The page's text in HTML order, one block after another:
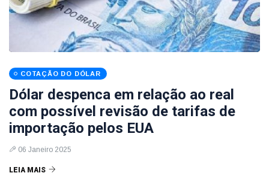
COTAÇÃO DO DÓLAR
Dólar despenca em relação ao real
com possível revisão de tarifas de
importação pelos EUA
06 Janeiro 2025
LEIA MAIS